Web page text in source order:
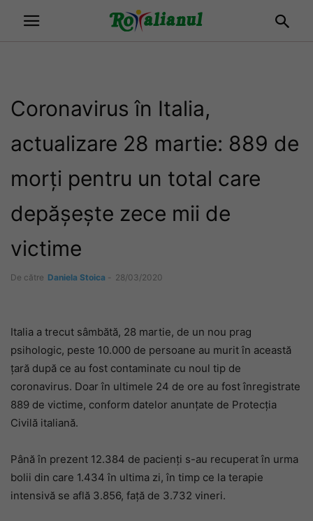
Coronavirus în Italia,
actualizare 28 martie: 889 de
morți pentru un total care
depășește zece mii de
victime
De către Daniela Stoica - 28/03/2020
Italia a trecut sâmbătă, 28 martie, de un nou prag
psihologic, peste 10.000 de persoane au murit în această
țară după ce au fost contaminate cu noul tip de
coronavirus. Doar în ultimele 24 de ore au fost înregistrate
889 de victime, conform datelor anunţate de Protecţia
Civilă italiană.
Până în prezent 12.384 de pacienţi s-au recuperat în urma
bolii din care 1.434 în ultima zi, în timp ce la terapie
intensivă se află 3.856, faţă de 3.732 vineri.